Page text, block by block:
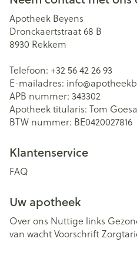
Apotheek Beyens
Dronckaertstraat 68 B
8930 Rekkem
Telefoon: +32 56 42 26 93
E-mailadres: info@
APB nummer: 343302
Apotheek titularis: Tom
BTW nummer: BE0420027816
Klantenservice
FAQ
Uw apotheek
Over ons Nuttige links
van wachtVoorschrift